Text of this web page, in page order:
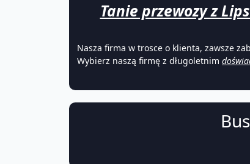
Tanie przewozy z
Nasza firma w trosce o klienta, zawsze
Wybierz naszą firmę z długoletnim